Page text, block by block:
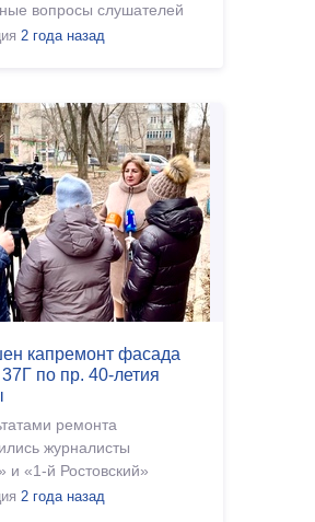
вопросы слушателей
2 года назад
капремонт фасада
по пр. 40-летия
ремонта
журналисты
и «1-й Ростовский»
2 года назад